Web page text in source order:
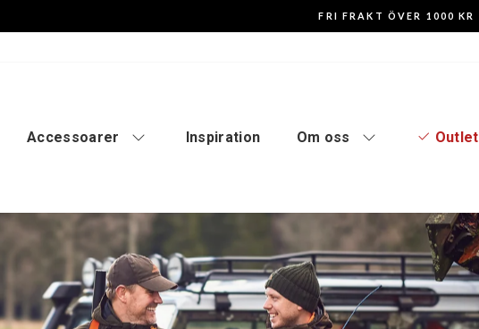
Pausa
FRI FRAKT ÖVER 1000 KR
Accessoarer Inspiration Om oss Outlet